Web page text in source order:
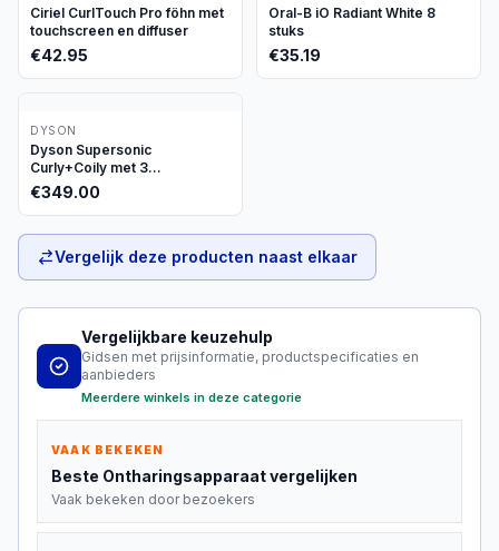
Ciriel CurlTouch Pro föhn met
touchscreen en diffuser
€42.95
Oral-B iO Radiant White 8
stuks
€35.19
DYSON
Dyson Supersonic
Curly+Coily met 3
opzetstukken
€349.00
Vergelijk deze producten naast elkaar
Vergelijkbare keuzehulp
Gidsen met prijsinformatie, productspecificaties en
aanbieders
Meerdere winkels in deze categorie
VAAK BEKEKEN
Beste Ontharingsapparaatvergelijken
Vaak bekeken door bezoekers